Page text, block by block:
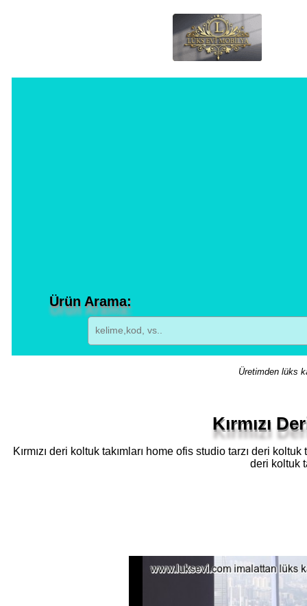
Ürün Arama:
Üretimden lüks
Kırmızı
Kırmızı deri koltuk takımları home ofis studio tarzı deri
deri koltuk